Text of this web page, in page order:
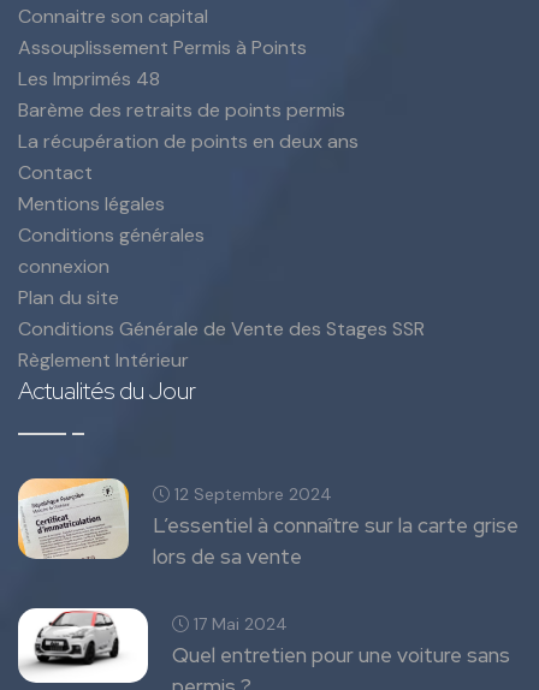
Connaitre son capital
Assouplissement Permis à Points
Les Imprimés 48
Barème des retraits de points permis
La récupération de points en deux ans
Contact
Mentions légales
Conditions générales
connexion
Plan du site
Conditions Générale de Vente des Stages SSR
Règlement Intérieur
Actualités du Jour
12 Septembre 2024
L’essentiel à connaître sur la carte grise
lors de sa vente
17 Mai 2024
Quel entretien pour une voiture sans